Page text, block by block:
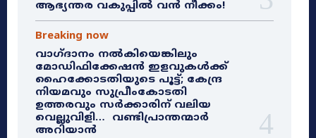
ആഭ്യന്തര വകുപ്പിൽ വൻ നീക്കം!
Breaking now
വാഗ്ദാനം നൽകിയെങ്കിലും
മോഡിഫിക്കേഷൻ ഇളവുകൾക്ക്
ഹൈക്കോടതിയുടെ പൂട്ട്; കേന്ദ്ര
നിയമവും സുപ്രീംകോടതി
ഉത്തരവും സർക്കാരിന് വലിയ
വെല്ലുവിളി… വണ്ടിപ്രാന്തന്മാർ
അറിയാൻ